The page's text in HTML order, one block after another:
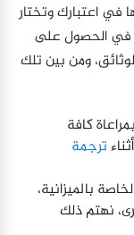
اعتبارك وتختار
في الحصول على
ومن بين تلك
كافة
ترجمة
بالميزانية،
نهتم ذلك